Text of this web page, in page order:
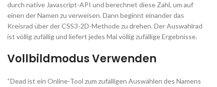
durch native Javascript-API und berechnet diese Zahl, um auf
einen der Namen zu verweisen. Dann beginnt einander das
Kreisrad über der CSS3-2D-Methode zu drehen. Der Auswahlrad
ist völlig zufällig und liefert jedes Mal völlig zufällige Ergebnisse.
Vollbildmodus Verwenden
“Dead ist ein Online-Tool zum zufälligen Auswählen des Namens